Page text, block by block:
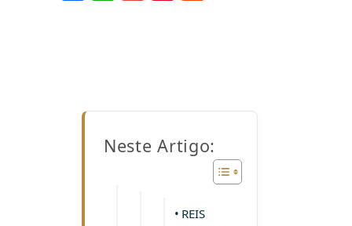
Neste Artigo:
REIS